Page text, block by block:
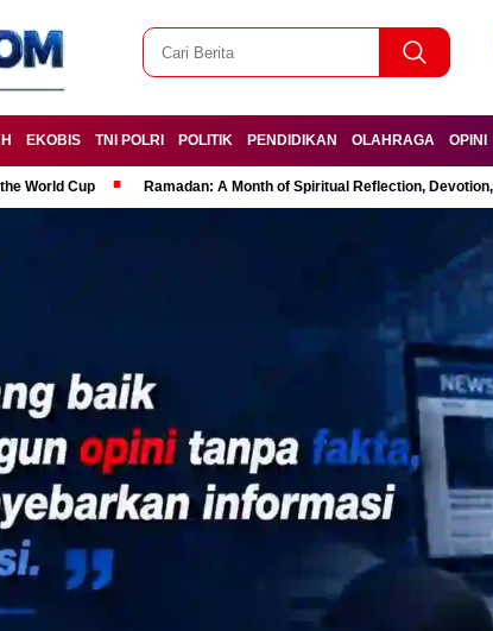
EKOBIS TNI POLRI POLITIK PENDIDIKAN OLAHRAGA OPINI
World Cup Ramadan: A Month of Spiritual Reflection,